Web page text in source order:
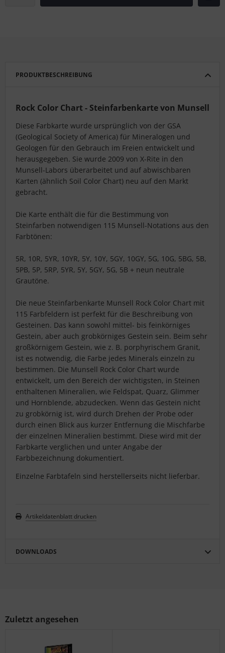
PRODUKTBESCHREIBUNG
Rock Color Chart- Steinfarbenkarte von Munsell
Diese Farbkarte wurde ursprünglich von der GSA
(Geological Society of America) für Mineralogen und
Geologen für den Gebrauch im Freien entwickelt und
herausgegeben. Sie wurde 2009 von X-Rite in den
Munsell-Labors überarbeitet und auf abwischbaren
Karten (ähnlich Soil Color Chart) neu auf den Markt
gebracht.
Die Karte enthält die für die Bestimmung von
Steinfarben notwendigen 115 Munsell-Notations aus den
Farbtönen:
5R, 10R, 5YR, 10YR, 5Y, 10Y, 5GY, 10GY, 5G, 10G, 5BG, 5B,
5PB, 5P, 5RP, 5YR, 5Y, 5GY, 5G, 5B + neun neutrale
Grautöne.
Die neue Steinfarbenkarte Munsell Rock Color Chart mit
115 Farbfeldern ist perfekt für die Beschreibung von
Gesteinen. Das kann sowohl mittel- bis feinkörniges
Gestein, aber auch grobkörniges Gestein sein. Beim sehr
großkörnigem Gestein, wie z. B. porphyrischem Granit,
ist es notwendig, die Farbe jedes Minerals einzeln zu
bestimmen. Die Munsell Rock Color Chart wurde
entwickelt, um den Bereich der wichtigsten, in Steinen
enthaltenen Mineralien, wie Feldspat, Quarz, Glimmer
und Hornblende, abzudecken. Wenn das Gestein nicht
zu grobkörnig ist, wird durch Drehen der Probe oder
durch einen Blick aus kurzer Entfernung die Mischfarbe
der einzelnen Mineralien bestimmt. Diese wird mit der
Farbkarte verglichen und unter Angabe der
Farbbezeichnung dokumentiert.
Einzelne Farbtafeln sind herstellerseits nicht lieferbar.
Artikeldatenblatt drucken
DOWNLOADS
Zuletzt angesehen